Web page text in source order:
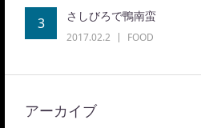
3 さしびろで鴨南蛮
2017.02.2 FOOD
アーカイブ